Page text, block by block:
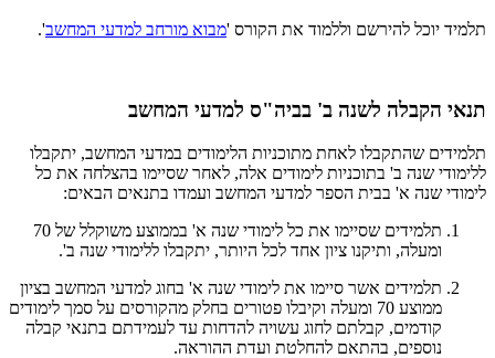
תלמיד יוכל להירשם וללמוד את הקורס 'מבוא מורחב למדעי המחשב'.
תנאי הקבלה לשנה ב' בביה"ס למדעי המחשב
תלמידים שהתקבלו לאחת מתוכניות הלימודים במדעי המחשב, יתקבלו
ללימודי שנה ב' בתוכניות לימודים אלה, לאחר שסיימו בהצלחה את כל
לימודי שנה א' בבית הספר למדעי המחשב ועמדו בתנאים הבאים:
תלמידים שסיימו את כל לימודי שנה א' בממוצע משוקלל של 70
ומעלה, ותיקנו ציון אחד לכל היותר, יתקבלו ללימודי שנה ב'.
תלמידים אשר סיימו את לימודי שנה א' בחוג למדעי המחשב בציון
ממוצע 70 ומעלה וקיבלו פטורים בחלק מהקורסים על סמך לימודים
קודמים, קבלתם לחוג עשויה להדחות עד לעמידתם בתנאי קבלה
נוספים, בהתאם להחלטת ועדת ההוראה.